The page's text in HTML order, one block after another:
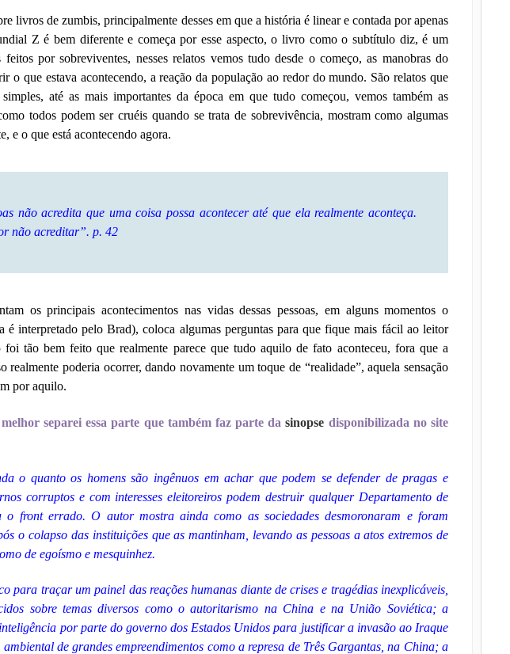
livros de zumbis, principalmente desses em que a história é linear e contada por apenas
Z é bem diferente e começa por esse aspecto, o livro como o subtítulo diz, é um
por sobreviventes, nesses relatos vemos tudo desde o começo, as manobras do
o que estava acontecendo, a reação da população ao redor do mundo. São relatos que
até as mais importantes da época em que tudo começou, vemos também as
todos podem ser cruéis quando se trata de sobrevivência, mostram como algumas
e o que está acontecendo agora.
não acredita que uma coisa possa acontecer até que ela realmente aconteça.
não acreditar”. p. 42
os principais acontecimentos nas vidas dessas pessoas, em alguns momentos o
é interpretado pelo Brad), coloca algumas perguntas para que fique mais fácil ao leitor
tão bem feito que realmente parece que tudo aquilo de fato aconteceu, fora que a
realmente poderia ocorrer, dando novamente um toque de “realidade”, aquela sensação
por aquilo.
separei essa parte que também faz parte dasinopse disponibilizada no site
o quanto os homens são ingênuos em achar que podem se defender de pragas e
corruptos e com interesses eleitoreiros podem destruir qualquer Departamento de
o front errado. O autor mostra ainda como as sociedades desmoronaram e foram
o colapso das instituições que as mantinham, levando as pessoas a atos extremos de
de egoísmo e mesquinhez.
para traçar um painel das reações humanas diante de crises e tragédias inexplicáveis,
sobre temas diversos como o autoritarismo na China e na União Soviética; a
por parte do governo dos Estados Unidos para justificar a invasão ao Iraque
de grandes empreendimentos como a represa de Três Gargantas, na China; a